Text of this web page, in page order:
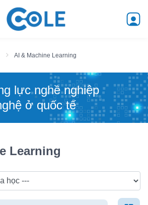
AI & Machine Learning
lực nghề nghiệp
ở quốc tế
Learning